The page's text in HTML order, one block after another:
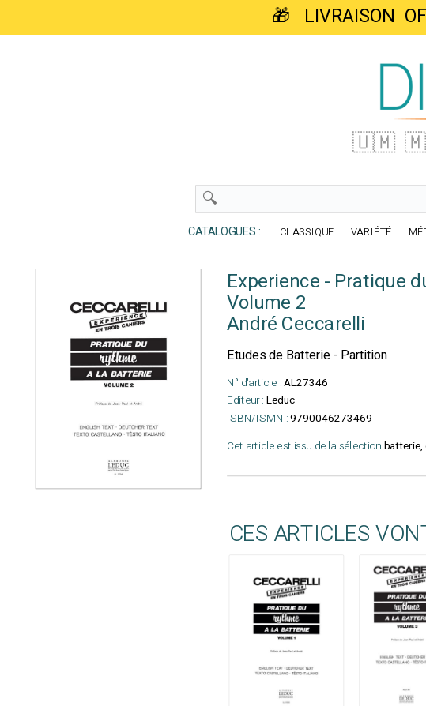
🎁 LIVRAISON
🇺🇲
CATALOGUES : CLASSIQUE VARIÉTÉ
Experience - Pratique
Volume 2
André Ceccarelli
Etudes de Batterie - Partition
N° d'article :AL27346
Editeur : Leduc
ISBN/ISMN :9790046273469
Cet article est issu de la sélection batterie,
CES ARTICLES